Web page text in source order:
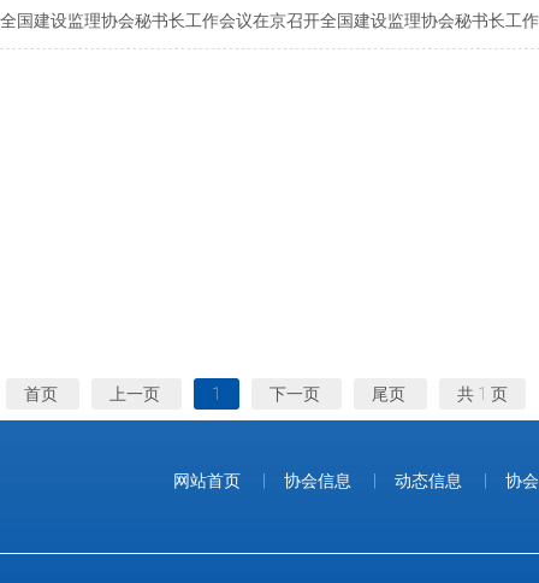
全国建设监理协会秘书长工作会议在京召开全国建设监理协会秘书长工
首页 上一页 1 下一页 尾页 共 1 页
网站首页 协会信息 动态信息 协